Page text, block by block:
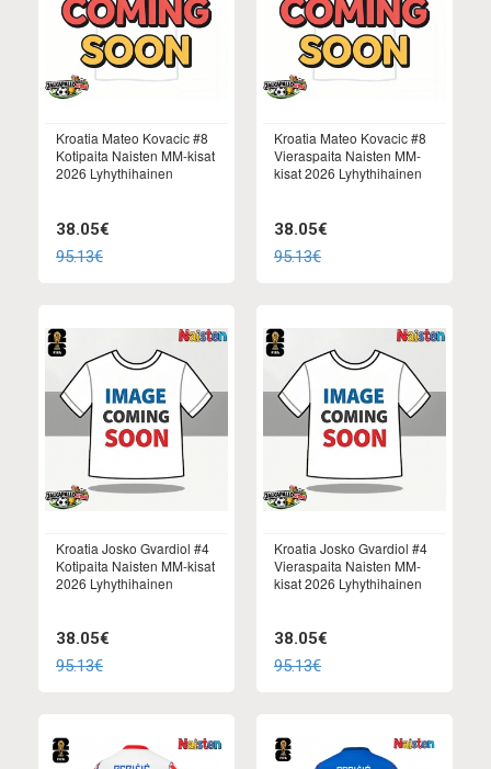
Kroatia Mateo Kovacic #8
Kotipaita Naisten MM-kisat
2026 Lyhythihainen
38.05€
95.13€
Kroatia Mateo Kovacic #8
Vieraspaita Naisten MM-
kisat 2026 Lyhythihainen
38.05€
95.13€
Kroatia Josko Gvardiol #4
Kotipaita Naisten MM-kisat
2026 Lyhythihainen
38.05€
95.13€
Kroatia Josko Gvardiol #4
Vieraspaita Naisten MM-
kisat 2026 Lyhythihainen
38.05€
95.13€